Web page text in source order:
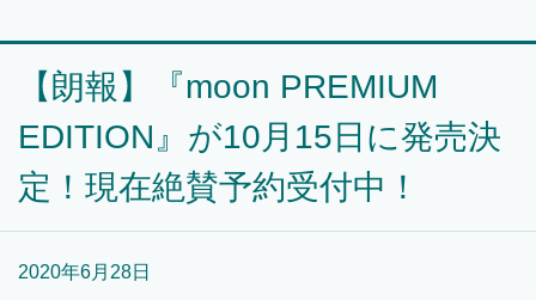
【朗報】『moon PREMIUM
EDITION』が10月15日に発売決
定！現在絶賛予約受付中！
2020年6月28日